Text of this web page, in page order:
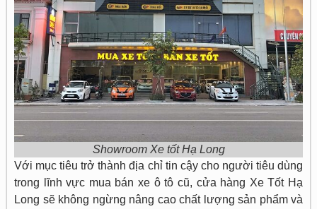
Showroom Xe tốt Hạ Long
Với mục tiêu trở thành địa chỉ tin cậy cho người tiêu dùng
trong lĩnh vực mua bán xe ô tô cũ, cửa hàng Xe Tốt Hạ
Long sẽ không ngừng nâng cao chất lượng sản phẩm và